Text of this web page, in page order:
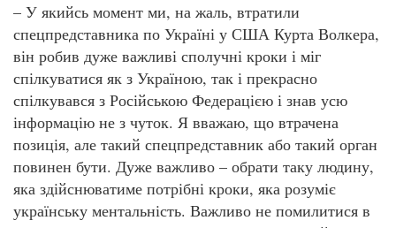
– У якийсь момент ми, на жаль, втратили
спецпредставника по Україні у США Курта Волкера,
він робив дуже важливі сполучні кроки і міг
спілкуватися як з Україною, так і прекрасно
спілкувався з Російською Федерацією і знав усю
інформацію не з чуток. Я вважаю, що втрачена
позиція, але такий спецпредставник або такий орган
повинен бути. Дуже важливо – обрати таку людину,
яка здійснюватиме потрібні кроки, яка розуміє
українську ментальність. Важливо не помилитися в